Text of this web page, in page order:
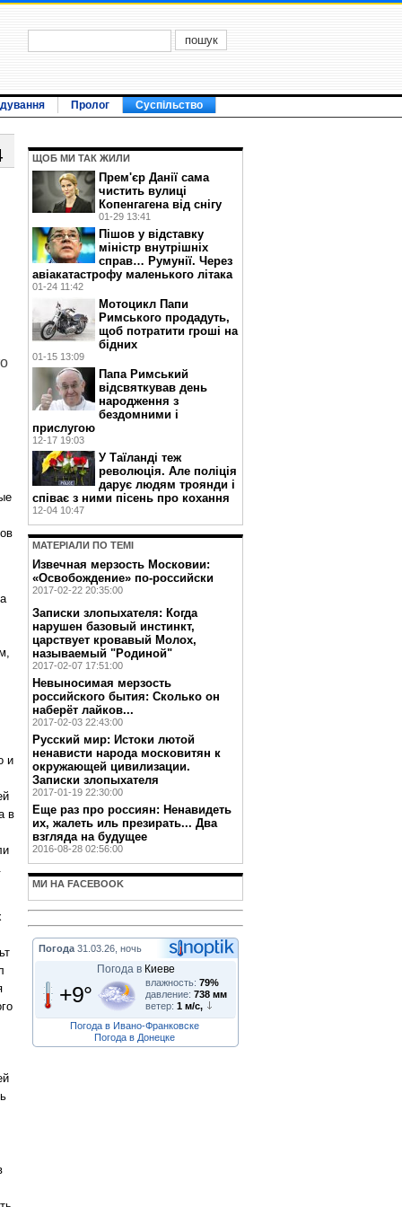
Пролог Суспільство
и
в
ЩОБ МИ ТАК ЖИЛИ
Прем'єр Данії сама
чистить вулиці
Копенгагена від снігу
01-29 13:41
Пішов у відставку
міністр внутрішніх
справ… Румунії. Через
авіакатастрофу маленького літака
01-24 11:42
Мотоцикл Папи
Римського продадуть,
щоб потратити гроші на
бідних
01-15 13:09
Папа Римський
відсвяткував день
народження з
бездомними і
прислугою
12-17 19:03
У Таїланді теж
революція. Але поліція
дарує людям троянди і
співає з ними пісень про кохання
12-04 10:47
МАТЕРIАЛИ ПО ТЕМI
Извечная мерзость Московии:
«Освобождение» по-российски
2017-02-22 20:35:00
Записки злопыхателя: Когда
нарушен базовый инстинкт,
царствует кровавый Молох,
называемый "Родиной"
2017-02-07 17:51:00
Невыносимая мерзость
российского бытия: Сколько он
наберёт лайков...
2017-02-03 22:43:00
Русский мир: Истоки лютой
ненависти народа московитян к
окружающей цивилизации.
Записки злопыхателя
2017-01-19 22:30:00
Еще раз про россиян: Ненавидеть
их, жалеть иль презирать... Два
взгляда на будущее
2016-08-28 02:56:00
МИ НА FACEBOOK
Погода 31.03.26, ночь
Погода в Киеве
+9° влажность: 79%
давление: 738 мм
ветер: 1 м/с,
Погода в Ивано-Франковске
Погода в Донецке